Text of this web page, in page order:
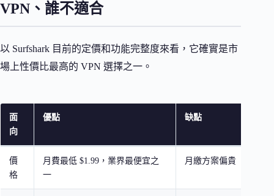
VPN、誰不適合
以 Surfshark 目前的定價和功能完整度來看，它確實是市
場上性價比最高的 VPN 選擇之一。
面
向
優點 缺點
價
格
月費最低 $1.99，業界最便宜之
一
月繳方案偏貴（$15.45